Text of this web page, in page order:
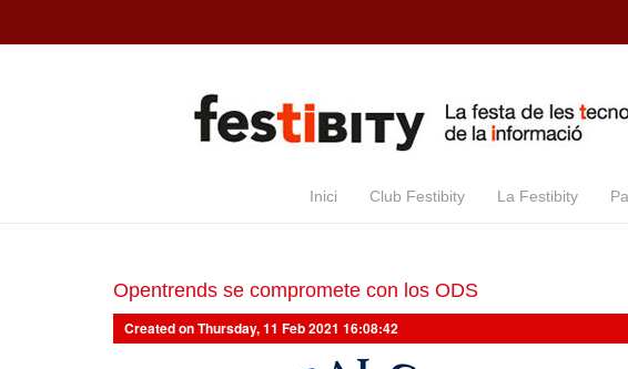
Inici Club Festibity La Festibity
Opentrends se compromete con los ODS
Created on Thursday, 11 Feb 2021 16:08:42